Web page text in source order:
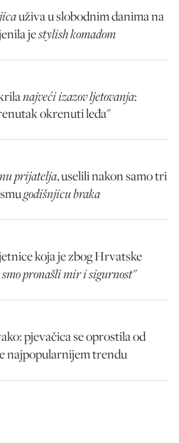
uživa u slobodnim danima na
jestylish komadom
najveći izazov ljetovanja:
okrenuti leđa"
prijatelja, uselili nakon samo tri
godišnjicu braka
koja je zbog Hrvatske
pronašli mir i sigurnost"
pjevačica se oprostila od
najpopularnijem trendu